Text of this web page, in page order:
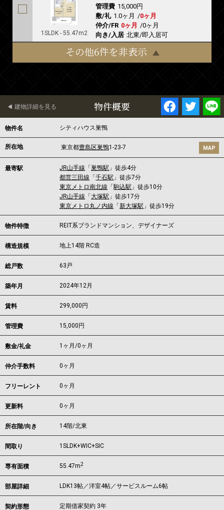
1SLDK - 55.47m2
管理費 15,000円
敷/礼 1.0ヶ月 /0ヶ月
仲介/FR 0ヶ月 /0ヶ月
向き/入居 北東/即入居可
その他6件を非表示
物件概要
建物詳細を見る
物件名 シティハウス巣鴨
所在地 東京都豊島区巣鴨1-23-7 MAP
最寄駅 JR山手線 「巣鴨駅 」徒歩4分
都営三田線 「千石駅 」徒歩7分
東京メトロ南北線 「駒込駅 」徒歩10分
JR山手線 「 大塚駅 」徒歩17分
東京メトロ丸ノ内線 「新大塚駅 」徒歩19分
物件特徴 REIT系ブランドマンション、デザイナーズ
構造規模 地上14階 RC造
総戸数 63戸
築年月 2024年12月
賃料 299,000 円
管理費 15,000円
敷金/礼金 1ヶ月/0ヶ月
仲介手数料 0ヶ月
フリーレント 0ヶ月
更新料 0ヶ月
所在階/向き 14階/北東
間取り 1SLDK+WIC+SIC
専有面積 55.47m2
部屋詳細 LDK13帖／洋室4帖／サービスルーム6帖
契約形態 定期借家契約 3年